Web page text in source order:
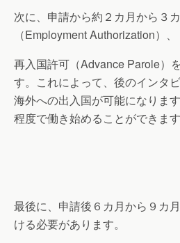
次に、申請から約２カ月から３
（Employment Authorization）、
再入国許可（Advance Parole）
す。これによって、後のインタ
海外への出入国が可能になりま
程度で働き始めることができます
最後に、申請後６カ月から９カ
ける必要があります。